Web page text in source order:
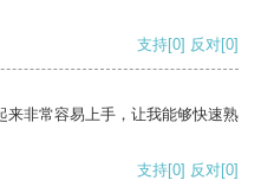
支持[0] 反对[0]
来非常容易上手，让我能够快速熟
支持[0] 反对[0]